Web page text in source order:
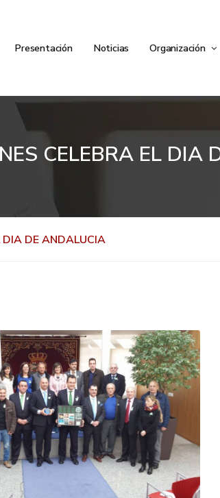
Presentación Noticias Organización
CELEBRA EL DIA
DIA DE ANDALUCIA